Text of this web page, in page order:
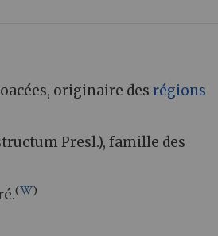
originaire des régions
Presl.), famille des
( )